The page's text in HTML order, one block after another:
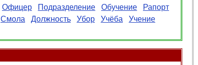
Офицер Подразделение Обучение
Рапорт
Смола Должность Убор Учёба
Учение